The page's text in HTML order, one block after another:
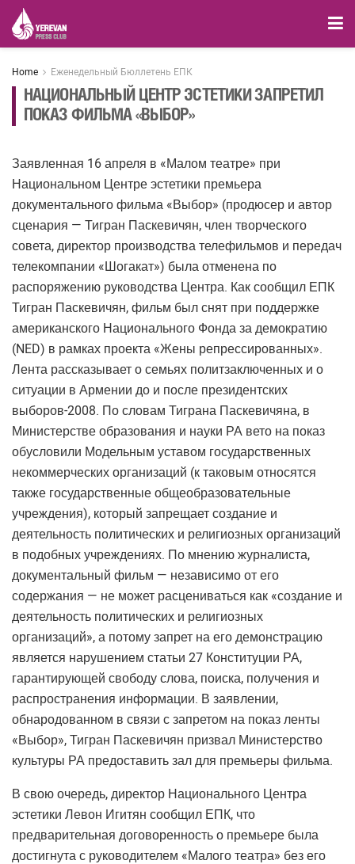
Home Еженедельный Бюллетень ЕПК
НАЦИОНАЛЬНЫЙ ЦЕНТР ЭСТЕТИКИ ЗАПРЕТИЛ
ПОКАЗ ФИЛЬМА «ВЫБОР»
Заявленная 16 апреля в «Малом театре» при
Национальном Центре эстетики премьера
документального фильма «Выбор» (продюсер и автор
сценария — Тигран Паскевичян, член творческого
совета, директор производства телефильмов и передач
телекомпании «Шогакат») была отменена по
распоряжению руководства Центра. Как сообщил ЕПК
Тигран Паскевичян, фильм был снят при поддержке
американского Национального Фонда за демократию
(NED) в рамках проекта «Жены репрессированных».
Лента рассказывает о семьях политзаключенных и о
ситуации в Армении до и после президентских
выборов-2008. По словам Тиграна Паскевичяна, в
Министерстве образования и науки РА вето на показ
обусловили Модельным уставом государственных
некоммерческих организаций (к таковым относятся
также государственные общеобразовательные
учреждения), который запрещает создание и
деятельность политических и религиозных организаций
в подобных учреждениях. По мнению журналиста,
документальный фильм — независимо от его
содержания — не может расцениваться как «создание и
деятельность политических и религиозных
организаций», а потому запрет на его демонстрацию
является нарушением статьи 27 Конституции РА,
гарантирующей свободу слова, поиска, получения и
распространения информации. В заявлении,
обнародованном в связи с запретом на показ ленты
«Выбор», Тигран Паскевичян призвал Министерство
культуры РА предоставить зал для премьеры фильма.
В свою очередь, директор Национального Центра
эстетики Левон Игитян сообщил ЕПК, что
предварительная договоренность о премьере была
достигнута с руководителем «Малого театра» без его